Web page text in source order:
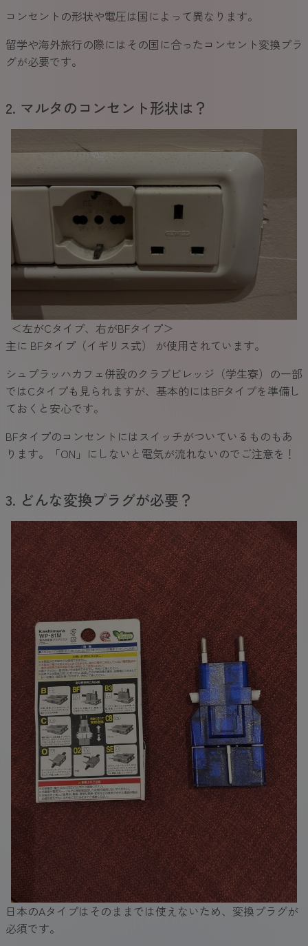
コンセントの形状や電圧は国によって異なります。
留学や海外旅行の際にはその国に合ったコンセント変換プラ
グが必要です。
2. マルタのコンセント形状は？
＜左がCタイプ、右がBFタイプ＞
主に BFタイプ（イギリス式） が使用されています。
シュプラッハカフェ併設のクラブビレッジ（学生寮）の一部
ではCタイプも見られますが、基本的にはBFタイプを準備し
ておくと安心です。
BFタイプのコンセントにはスイッチがついているものもあ
ります。「ON」にしないと電気が流れないのでご注意を！
3. どんな変換プラグが必要？
日本のAタイプはそのままでは使えないため、変換プラグが
必須です。